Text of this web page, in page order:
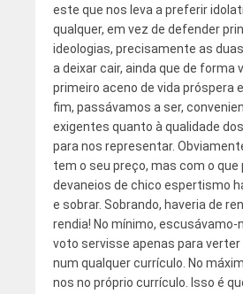
este que nos leva a preferir
qualquer, em vez de defender
ideologias, precisamente as
a deixar cair, ainda que de forma
primeiro aceno de vida próspera
fim, passávamos a ser,
exigentes quanto à qualidade
para nos representar.
tem o seu preço, mas com o
devaneios de chico espertismo
e sobrar. Sobrando, haveria de
rendia! No mínimo, escusávamo-
voto servisse apenas para
num qualquer currículo. No
nos no próprio currículo. Isso é